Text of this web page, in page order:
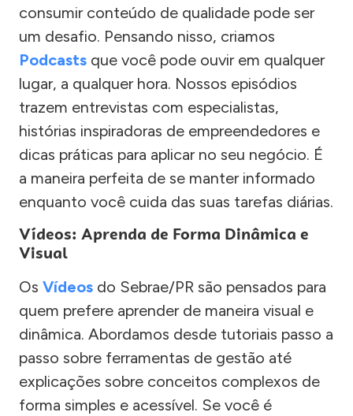
consumir conteúdo de qualidade pode ser
um desafio. Pensando nisso, criamos
Podcasts que você pode ouvir em qualquer
lugar, a qualquer hora. Nossos episódios
trazem entrevistas com especialistas,
histórias inspiradoras de empreendedores e
dicas práticas para aplicar no seu negócio. É
a maneira perfeita de se manter informado
enquanto você cuida das suas tarefas diárias.
Vídeos: Aprenda de Forma Dinâmica e
Visual
Os Vídeos do Sebrae/PR são pensados para
quem prefere aprender de maneira visual e
dinâmica. Abordamos desde tutoriais passo a
passo sobre ferramentas de gestão até
explicações sobre conceitos complexos de
forma simples e acessível. Se você é